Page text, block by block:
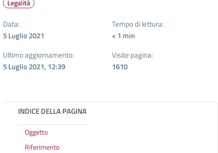
Legalità
Data:
5 Luglio 2021
Tempo di lettura:
< 1 min
Ultimo aggiornamento:
5 Luglio 2021, 12:39
Visite pagina:
1610
INDICE DELLA PAGINA
Oggetto
Riferimento